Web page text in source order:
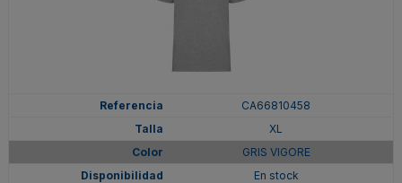
CA66810458
XL
GRIS VIGORE
En stock